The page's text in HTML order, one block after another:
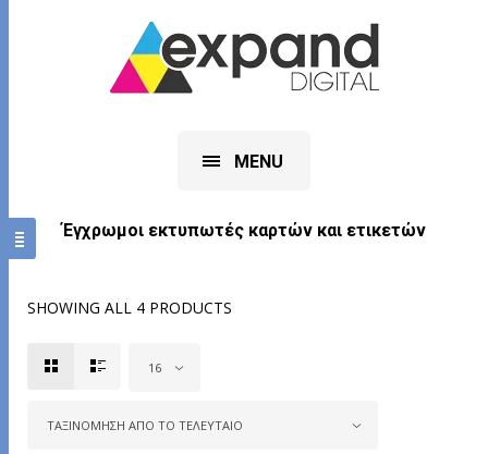
MENU
Έγχρωμοι εκτυπωτές καρτών και ετικετών
SHOWING ALL 4 PRODUCTS
16
ΤΑΞΙΝΌΜΗΣΗ ΑΠΌ ΤΟ ΤΕΛΕΥΤΑΊΟ